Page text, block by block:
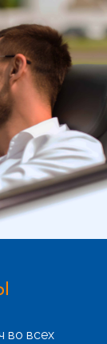
во всех